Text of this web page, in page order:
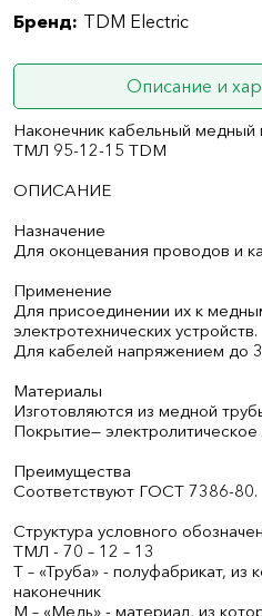
Бренд: TDM Electric
Описание и
Наконечник кабельный
ТМЛ 95-12-15 TDM
ОПИСАНИЕ
Назначение
Для оконцевания проводов и
Применение
Для присоединении их к
электротехнических устройств.
Для кабелей напряжением до
Материалы
Изготовляются из медной
Покрытие—
Преимущества
Соответствуют ГОСТ 7386-80.
Структура условного
ТМЛ - 70 – 12 – 13
Т – «Труба» - полуфабрикат, из
наконечник
М – «Медь» - материал, из